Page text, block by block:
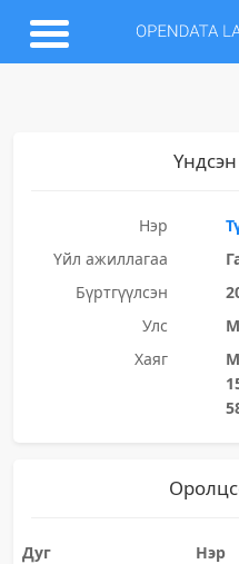
Нэр
Үйл ажиллагаа
Бүртгүүлсэн
Улс
Хаяг
Дуг
Нэр